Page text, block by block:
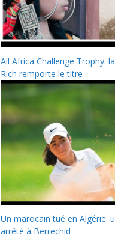
All Africa Challenge Trophy:
Rich remporte le titre
Un marocain tué en Algérie:
arrêté à Berrechid